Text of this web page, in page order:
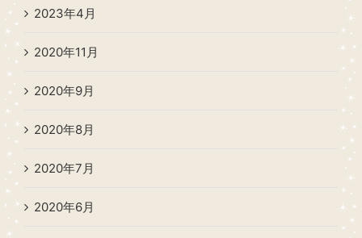
2023年4月
2020年11月
2020年9月
2020年8月
2020年7月
2020年6月